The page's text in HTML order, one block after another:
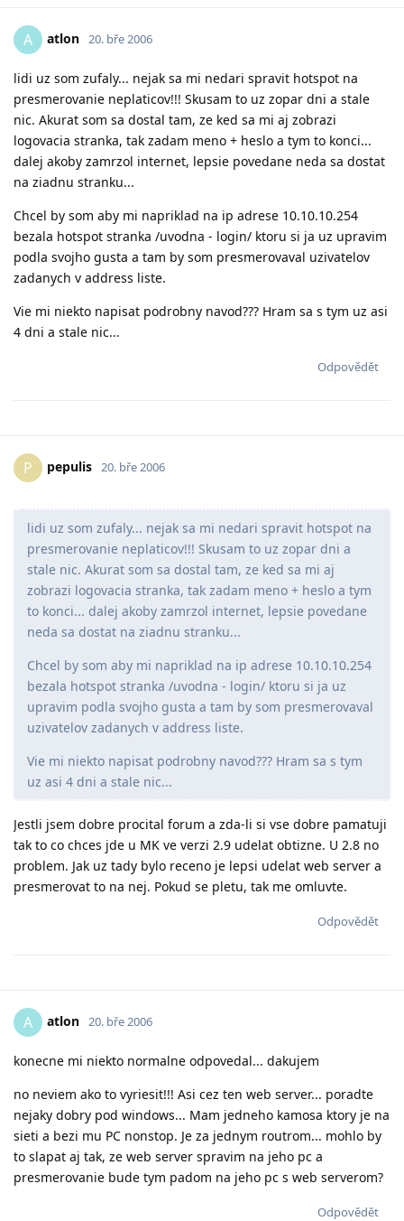
A atlon 20. bře 2006
lidi uz som zufaly... nejak sa mi nedari spravit hotspot na
presmerovanie neplaticov!!! Skusam to uz zopar dni a stale
nic. Akurat som sa dostal tam, ze ked sa mi aj zobrazi
logovacia stranka, tak zadam meno + heslo a tym to konci...
dalej akoby zamrzol internet, lepsie povedane neda sa dostat
na ziadnu stranku...
Chcel by som aby mi napriklad na ip adrese 10.10.10.254
bezala hotspot stranka /uvodna - login/ ktoru si ja uz upravim
podla svojho gusta a tam by som presmerovaval uzivatelov
zadanych v address liste.
Vie mi niekto napisat podrobny navod??? Hram sa s tym uz asi
4 dni a stale nic...
Odpovědět
P pepulis 20. bře 2006
lidi uz som zufaly... nejak sa mi nedari spravit hotspot na
presmerovanie neplaticov!!! Skusam to uz zopar dni a
stale nic. Akurat som sa dostal tam, ze ked sa mi aj
zobrazi logovacia stranka, tak zadam meno + heslo a tym
to konci... dalej akoby zamrzol internet, lepsie povedane
neda sa dostat na ziadnu stranku...
Chcel by som aby mi napriklad na ip adrese 10.10.10.254
bezala hotspot stranka /uvodna - login/ ktoru si ja uz
upravim podla svojho gusta a tam by som presmerovaval
uzivatelov zadanych v address liste.
Vie mi niekto napisat podrobny navod??? Hram sa s tym
uz asi 4 dni a stale nic...
Jestli jsem dobre procital forum a zda-li si vse dobre pamatuji
tak to co chces jde u MK ve verzi 2.9 udelat obtizne. U 2.8 no
problem. Jak uz tady bylo receno je lepsi udelat web server a
presmerovat to na nej. Pokud se pletu, tak me omluvte.
Odpovědět
A atlon 20. bře 2006
konecne mi niekto normalne odpovedal... dakujem
no neviem ako to vyriesit!!! Asi cez ten web server... poradte
nejaky dobry pod windows... Mam jedneho kamosa ktory je na
sieti a bezi mu PC nonstop. Je za jednym routrom... mohlo by
to slapat aj tak, ze web server spravim na jeho pc a
presmerovanie bude tym padom na jeho pc s web serverom?
Odpovědět